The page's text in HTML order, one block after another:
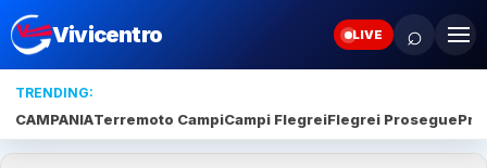
Vivicentro LIVE ⌕
TRENDING:
CAMPANIATerremoto CampiCampi FlegreiFlegrei Prosegue